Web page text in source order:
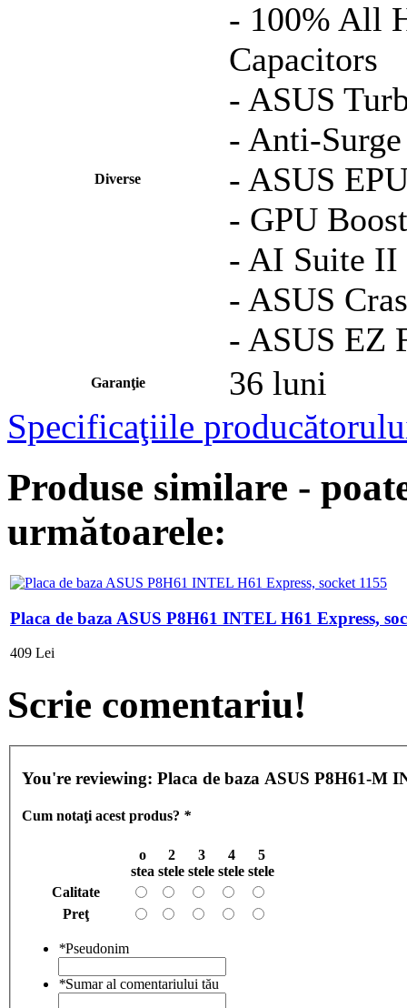
Diverse
- 100% All
Capacitors
- ASUS
- Anti-
- ASUS
- GPU Boost
- AI Suite II
- ASUS
- ASUS EZ
Garanţie 36 luni
Specificaţiile
Produse similare -
următoarele:
Placa de baza ASUS P8H61 INTEL H61 Express,
409 Lei
Scrie comentariu!
You're reviewing: Placa de baza ASUS P8H61-M
Cum notaţi acest produs? *
o
stea
2
stele
3
stele
4
stele
5
stele
Calitate
Preţ
*Pseudonim
*Sumar al comentariului tău